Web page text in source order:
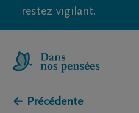
restez vigilant.
← Précédente